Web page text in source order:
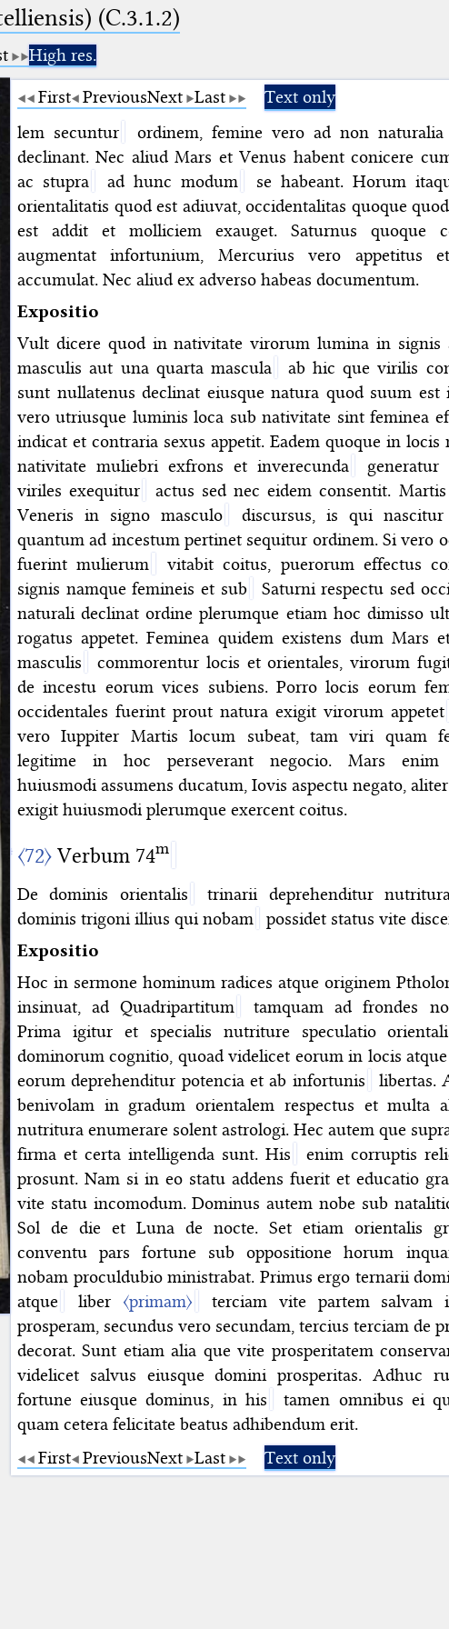
(C.3.1.2)
High res.
First PreviousNext Last
Text only
lem secuntur
ordinem, femine vero ad non naturalia
declinant. Nec aliud Mars et Venus habent conicere
ac stupra
ad hunc modum
se habeant. Horum
orientalitatis quod est adiuvat, occidentalitas quoque
est addit et molliciem exauget. Saturnus quoque
augmentat infortunium, Mercurius vero appetitus
accumulat. Nec aliud ex adverso habeas documentum.
Expositio
Vult dicere quod in nativitate virorum lumina in signis
masculis aut una quarta mascula
ab hic que virilis
sunt nullatenus declinat eiusque natura quod suum est
vero utriusque luminis loca sub nativitate sint feminea
indicat et contraria sexus appetit. Eadem quoque in locis
nativitate muliebri exfrons et inverecunda
viriles exequitur
actus sed nec eidem consentit.
Veneris in signo masculo
discursus, is qui nascitur
quantum ad incestum pertinet sequitur ordinem. Si vero
fuerint mulierum
vitabit coitus, puerorum effectus
signis namque femineis et sub
Saturni respectu sed
naturali declinat ordine plerumque etiam hoc dimisso
rogatus appetet. Feminea quidem existens dum Mars
masculis
commorentur locis et orientales, virorum
de incestu eorum vices subiens. Porro locis eorum
occidentales fuerint prout natura exigit virorum appetet
vero Iuppiter Martis locum subeat, tam viri quam
legitime in hoc perseverant negocio. Mars enim
huiusmodi assumens ducatum, Iovis aspectu negato,
exigit huiusmodi plerumque exercent coitus.
〈72〉 Verbum 74m
De dominis orientalis
trinarii deprehenditur
dominis trigoni illius qui nobam
possidet status vite
Expositio
Hoc in sermone hominum radices atque originem
insinuat, ad Quadripartitum
tamquam ad frondes
Prima igitur et specialis nutriture speculatio
dominorum cognitio, quoad videlicet eorum in locis
eorum deprehenditur potencia et ab infortunis
libertas.
benivolam in gradum orientalem respectus et multa
nutritura enumerare solent astrologi. Hec autem que
firma et certa intelligenda sunt. His
enim corruptis
prosunt. Nam si in eo statu addens fuerit et educatio
vite statu incomodum. Dominus autem nobe sub
Sol de die et Luna de nocte. Set etiam orientalis
conventu pars fortune sub oppositione horum
nobam proculdubio ministrabat. Primus ergo ternarii
atque
liber 〈primam〉
terciam vite partem salvam
prosperam, secundus vero secundam, tercius terciam de
decorat. Sunt etiam alia que vite prosperitatem
videlicet salvus eiusque domini prosperitas. Adhuc
fortune eiusque dominus, in his
tamen omnibus ei
quam cetera felicitate beatus adhibendum erit.
First PreviousNext Last Text only